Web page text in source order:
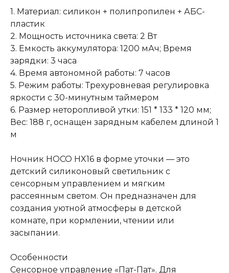
1. Материал: силикон + полипропилен + АБС-
пластик
2. Мощность источника света: 2 Вт
3. Емкость аккумулятора: 1200 мАч; Время
зарядки: 3 часа
4. Время автономной работы: 7 часов
5. Режим работы: Трехуровневая регулировка
яркости с 30-минутным таймером
6. Размер неторопливой утки: 151 * 133 * 120 мм;
Вес: 188 г, оснащен зарядным кабелем длиной 1
м
Ночник HOCO HX16 в форме уточки — это
детский силиконовый светильник с
сенсорным управлением и мягким
рассеянным светом. Он предназначен для
создания уютной атмосферы в детской
комнате, при кормлении, чтении или
засыпании.
Особенности
Сенсорное управление «Пат-Пат». Для